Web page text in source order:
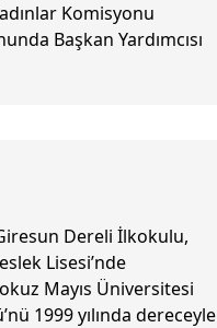
Komisyonu
Başkan Yardımcısı
Dereli İlkokulu,
Lisesi’nde
Mayıs Üniversitesi
1999 yılında dereceyle